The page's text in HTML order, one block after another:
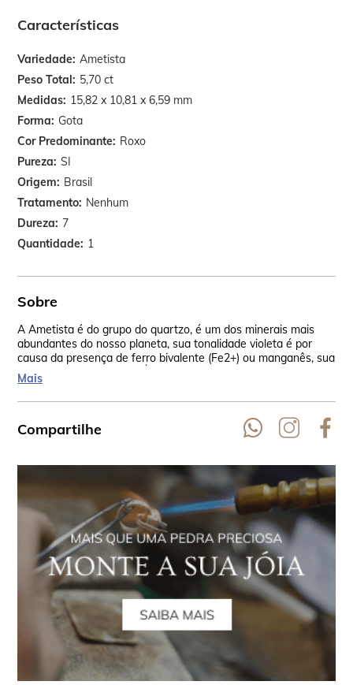
Características
Variedade Ametista
Peso Total 5,70 ct
Medidas 15,82 x 10,81 x 6,59 mm
Forma Gota
Cor Predominante Roxo
Pureza SI
Origem Brasil
Tratamento Nenhum
Dureza 7
Quantidade 1
Sobre
A Ametista é do grupo do quartzo, é um dos minerais mais
abundantes do nosso planeta, sua tonalidade violeta é por
causa da presença de ferro bivalente (Fe2+) ou manganês, sua
fórmula química é SiO2 (Óxido de Silício). A origem do seu
nome é incerta, mas acredita-se que venha do grego a, “não”
e methuskein, intoxicar. Sua dureza é de 7 na escala de Mohs.
Mais
Compartilhe